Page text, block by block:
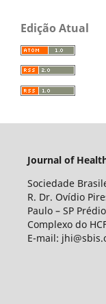
Edição Atual
Journal of
Sociedade
R. Dr. Ovídio
Paulo – SP
Complexo do
E-mail: